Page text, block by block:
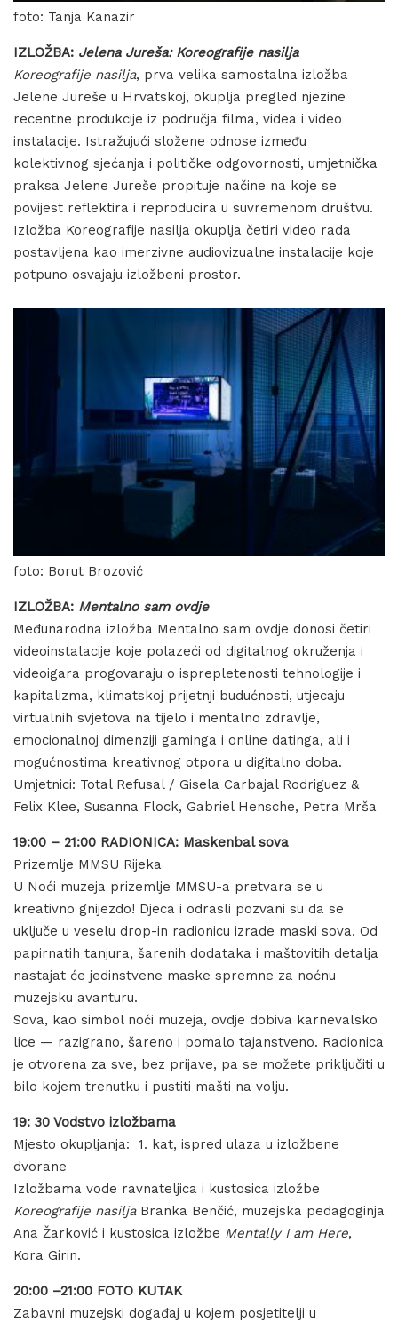
foto: Tanja Kanazir
IZLOŽBA: Jelena Jureša: Koreografije nasilja
Koreografije nasilja, prva velika samostalna izložba
Jelene Jureše u Hrvatskoj, okuplja pregled njezine
recentne produkcije iz područja filma, videa i video
instalacije. Istražujući složene odnose između
kolektivnog sjećanja i političke odgovornosti, umjetnička
praksa Jelene Jureše propituje načine na koje se
povijest reflektira i reproducira u suvremenom društvu.
Izložba Koreografije nasilja okuplja četiri video rada
postavljena kao imerzivne audiovizualne instalacije koje
potpuno osvajaju izložbeni prostor.
foto: Borut Brozović
IZLOŽBA: Mentalno sam ovdje
Međunarodna izložba Mentalno sam ovdje donosi četiri
videoinstalacije koje polazeći od digitalnog okruženja i
videoigara progovaraju o isprepletenosti tehnologije i
kapitalizma, klimatskoj prijetnji budućnosti, utjecaju
virtualnih svjetova na tijelo i mentalno zdravlje,
emocionalnoj dimenziji gaminga i online datinga, ali i
mogućnostima kreativnog otpora u digitalno doba.
Umjetnici: Total Refusal / Gisela Carbajal Rodriguez &
Felix Klee, Susanna Flock, Gabriel Hensche, Petra Mrša
19:00 – 21:00 RADIONICA: Maskenbal sova
Prizemlje MMSU Rijeka
U Noći muzeja prizemlje MMSU-a pretvara se u
kreativno gnijezdo! Djeca i odrasli pozvani su da se
uključe u veselu drop-in radionicu izrade maski sova. Od
papirnatih tanjura, šarenih dodataka i maštovitih detalja
nastajat će jedinstvene maske spremne za noćnu
muzejsku avanturu.
Sova, kao simbol noći muzeja, ovdje dobiva karnevalsko
lice — razigrano, šareno i pomalo tajanstveno. Radionica
je otvorena za sve, bez prijave, pa se možete priključiti u
bilo kojem trenutku i pustiti mašti na volju.
19: 30 Vodstvo izložbama
Mjesto okupljanja: 1. kat, ispred ulaza u izložbene
dvorane
Izložbama vode ravnateljica i kustosica izložbe
Koreografije nasiljaBranka Benčić, muzejska pedagoginja
Ana Žarković i kustosica izložbe Mentally I am Here,
Kora Girin.
20:00 –21:00 FOTO KUTAK
Zabavni muzejski događaj u kojem posjetitelji u